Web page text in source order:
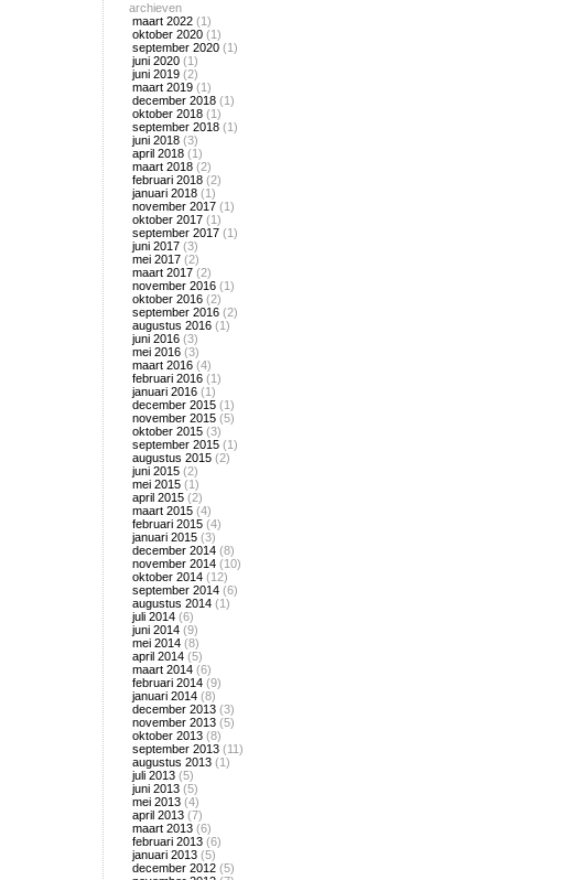
archieven
maart 2022 (1)
oktober 2020 (1)
september 2020 (1)
juni 2020 (1)
juni 2019 (2)
maart 2019 (1)
december 2018 (1)
oktober 2018 (1)
september 2018 (1)
juni 2018 (3)
april 2018 (1)
maart 2018 (2)
februari 2018 (2)
januari 2018 (1)
november 2017 (1)
oktober 2017 (1)
september 2017 (1)
juni 2017 (3)
mei 2017 (2)
maart 2017 (2)
november 2016 (1)
oktober 2016 (2)
september 2016 (2)
augustus 2016 (1)
juni 2016 (3)
mei 2016 (3)
maart 2016 (4)
februari 2016 (1)
januari 2016 (1)
december 2015 (1)
november 2015 (5)
oktober 2015 (3)
september 2015 (1)
augustus 2015 (2)
juni 2015 (2)
mei 2015 (1)
april 2015 (2)
maart 2015 (4)
februari 2015 (4)
januari 2015 (3)
december 2014 (8)
november 2014 (10)
oktober 2014 (12)
september 2014 (6)
augustus 2014 (1)
juli 2014 (6)
juni 2014 (9)
mei 2014 (8)
april 2014 (5)
maart 2014 (6)
februari 2014 (9)
januari 2014 (8)
december 2013 (3)
november 2013 (5)
oktober 2013 (8)
september 2013 (11)
augustus 2013 (1)
juli 2013 (5)
juni 2013 (5)
mei 2013 (4)
april 2013 (7)
maart 2013 (6)
februari 2013 (6)
januari 2013 (5)
december 2012 (5)